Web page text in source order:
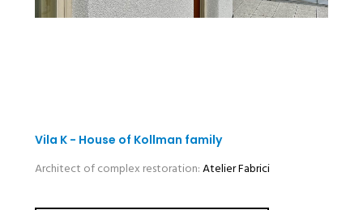
Vila K - House of Kollman family
Architect of complex restoration:Atelier Fabrici